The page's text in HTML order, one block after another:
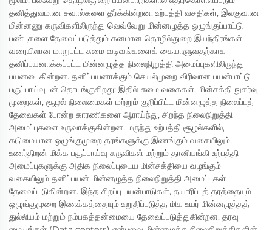
தனித்துவமான சவால்களை தீர்க்கின்றன. உற்பத்தி வசதிகள், இலகுவான
மின்னணு கருவிகளிலிருந்து வெவ்வேறு மின்னழுத்த ஒழுங்குப்பாட்டு
பண்புகளை தேவைப்படுத்தும் கனமான தொழில்துறை இயந்திரங்கள்
வரையிலான மாறுபட்ட சுமை வடிவங்களைக் கையாளுவதற்காக
தனிப்பயனாக்கப்பட்ட மின்னழுத்த நிலைநிறுத்தி அமைப்புகளிலிருந்து
பயனடைகின்றன. தனிப்பயனாக்கும் செயல்முறை விரிவான பயன்பாட்டு
பகுப்பாய்வுடன் தொடங்குகிறது; இதில் சுமை வகைகள், மின்சக்தி நுகர்வு
முறைகள், சூழல் நிலைமைகள் மற்றும் குறிப்பிட்ட மின்னழுத்த நிலைப்புத்
தேவைகள் போன்ற காரணிகளை ஆராய்ந்து, சிறந்த நிலைநிறுத்தி
அமைப்புகளை உருவாக்குகின்றன. மருந்து உற்பத்தி சூழல்களில்,
கடுமையான ஒழுங்குமுறை தரங்களுக்கு இணங்கும் வகையிலும்,
உணர்திறன் மிக்க பகுப்பாய்வு கருவிகள் மற்றும் தானியங்கி உற்பத்தி
அமைப்புகளுக்கு அதிக நிலைப்புடைய மின்சக்தியை வழங்கும்
வகையிலும் தனிப்பயன் மின்னழுத்த நிலைநிறுத்தி அமைப்புகள்
தேவைப்படுகின்றன. இந்த சிறப்பு பயன்பாடுகள், தயாரிப்புத் தரத்தையும்
ஒழுங்குமுறை இணக்கத்தையும் உறுதிப்படுத்த மிக உயர் மின்னழுத்தத்
துல்லியம் மற்றும் நம்பகத்தன்மையை தேவைப்படுத்துகின்றன. தரவு